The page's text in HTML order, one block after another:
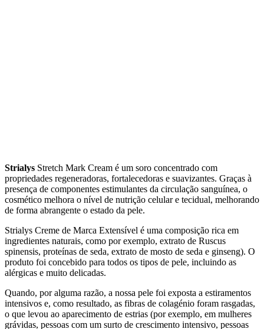
Strialys Stretch Mark Cream é um soro concentrado com
propriedades regeneradoras, fortalecedoras e suavizantes. Graças à
presença de componentes estimulantes da circulação sanguínea, o
cosmético melhora o nível de nutrição celular e tecidual, melhorando
de forma abrangente o estado da pele.
Strialys Creme de Marca Extensível é uma composição rica em
ingredientes naturais, como por exemplo, extrato de Ruscus
spinensis, proteínas de seda, extrato de mosto de seda e ginseng). O
produto foi concebido para todos os tipos de pele, incluindo as
alérgicas e muito delicadas.
Quando, por alguma razão, a nossa pele foi exposta a estiramentos
intensivos e, como resultado, as fibras de colagénio foram rasgadas,
o que levou ao aparecimento de estrias (por exemplo, em mulheres
grávidas, pessoas com um surto de crescimento intensivo, pessoas